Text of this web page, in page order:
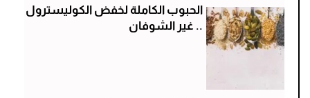
الحبوب الكاملة لخفض الكوليسترول
.. غير الشوفان